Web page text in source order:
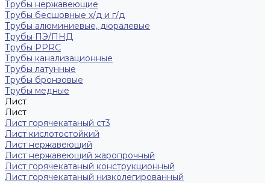
Трубы нержавеющие
Трубы бесшовные х/д и г/д
Трубы алюминиевые, дюралевые
Трубы ПЭ/ПНД
Трубы PPRC
Трубы канализационные
Трубы латунные
Трубы бронзовые
Трубы медные
Лист
Лист
Лист горячекатаный ст3
Лист кислотостойкий
Лист нержавеющий
Лист нержавеющий жаропрочный
Лист горячекатаный конструкционный
Лист горячекатаный низколегированный